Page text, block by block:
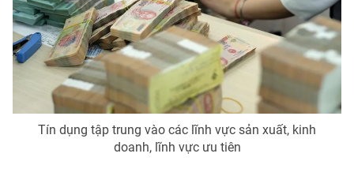
Thị trường 24h Tấm lòng Việt
VTV4 Vươn mình bằng AI
VTV9 VTV8
Tín dụng tập trung vào các lĩnh vực sản xuất, kinh
doanh, lĩnh vực ưu tiên